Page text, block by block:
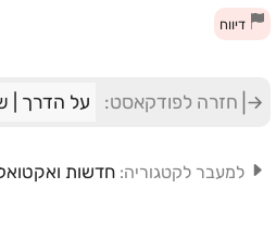
דיווח
חזרה לפודקאסט: על הדרך |
למעבר לקטגוריה: חדשות